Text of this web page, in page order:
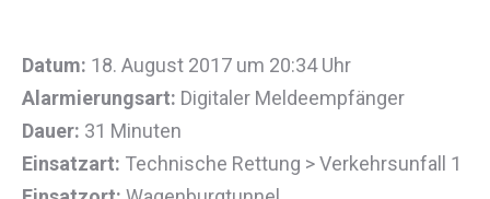
Datum: 18. August 2017 um 20:34 Uhr
Alarmierungsart: Digitaler Meldeempfänger
Dauer: 31 Minuten
Einsatzart: Technische Rettung > Verkehrsunfall 1